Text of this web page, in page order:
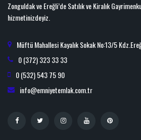
Zonguldak ve Ereğli’de Satılık ve Kiralık
hizmetinizdeyiz.
Müftü Mahallesi Kayalık Sokak No:13/5
0 (372) 323 33 33
0 (532) 543 75 90
info@emniyetemlak.com.tr